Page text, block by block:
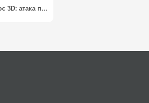
Космос 3D: атака пиратов / Space Station Defender 3D: атака пиратов